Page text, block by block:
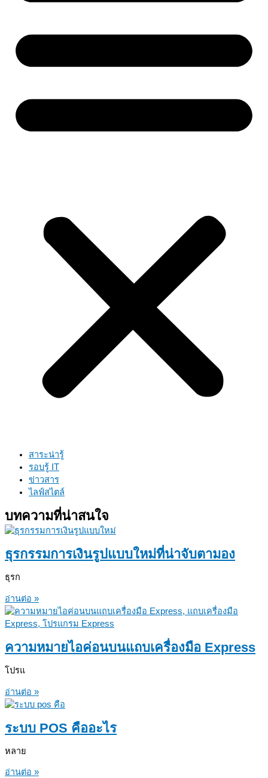
สาระน่ารู้
รอบรู้ IT
ข่าวสาร
ไลฟ์สไตล์
บทความที่น่าสนใจ
ธุรกรรมการเงินรูปแบบใหม่ที่น่าจับตามอง
ธุรก
อ่านต่อ »
ความหมายไอค่อนบนแถบเครื่องมือ Express
โปรแ
อ่านต่อ »
ระบบ POS คืออะไร
หลาย
อ่านต่อ »